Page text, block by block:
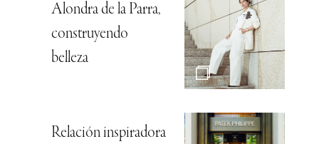
Alondra de la Parra,
construyendo
belleza
Relación inspiradora